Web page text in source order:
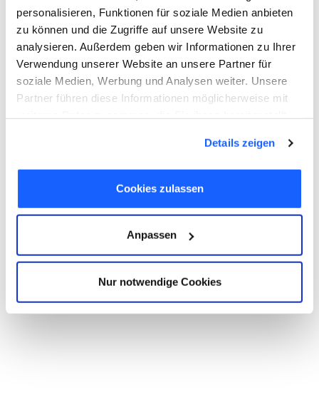
personalisieren, Funktionen für soziale Medien anbieten
zu können und die Zugriffe auf unsere Website zu
analysieren. Außerdem geben wir Informationen zu Ihrer
Verwendung unserer Website an unsere Partner für
soziale Medien, Werbung und Analysen weiter. Unsere
Partner führen diese Informationen möglicherweise mit
gesammelt haben. Sie geben Einwilligung zu unseren
Cookies, wenn Sie unsere Webseite weiterhin nutzen.
Details zeigen
Cookies zulassen
Anpassen
Nur notwendige Cookies
5 Minuten
Der Bundesfinanzhof (BFH) hat in
einem aktuellen Urteil die steuerliche
Behandlung eines betagten